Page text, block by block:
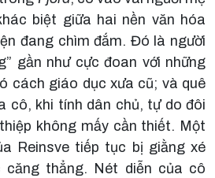
biệt giữa hai nền văn hóa
đang chìm đắm. Đó là người
gần như cực đoan với những
cách giáo dục xưa cũ; và quê
cô, khi tính dân chủ, tự do đôi
không mấy cần thiết. Một
Reinsve tiếp tục bị giằng xé
căng thẳng. Nét diễn của cô